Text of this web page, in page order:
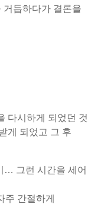
거듭하다가 결론을
다시하게 되었던 것
게 되었고 그 후
… 그런 시간을 세어
주 간절하게